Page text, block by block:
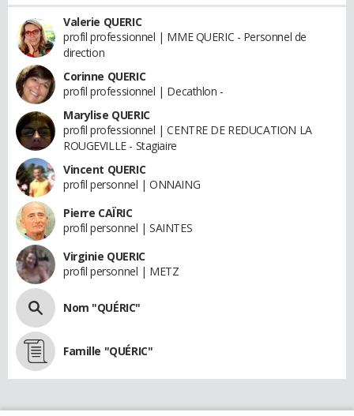
Valerie QUERIC
profil professionnel | MME QUERIC - Personnel de
direction
Corinne QUERIC
profil professionnel | Decathlon -
Marylise QUERIC
profil professionnel | CENTRE DE REDUCATION LA
ROUGEVILLE - Stagiaire
Vincent QUERIC
profil personnel | ONNAING
Pierre CAÏRIC
profil personnel | SAINTES
Virginie QUERIC
profil personnel | METZ
Nom "QUÉRIC"
Famille "QUÉRIC"